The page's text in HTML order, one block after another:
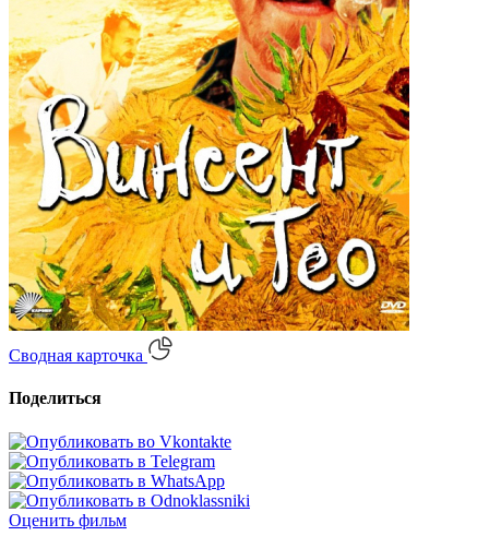
Сводная карточка
Поделиться
Оценить фильм